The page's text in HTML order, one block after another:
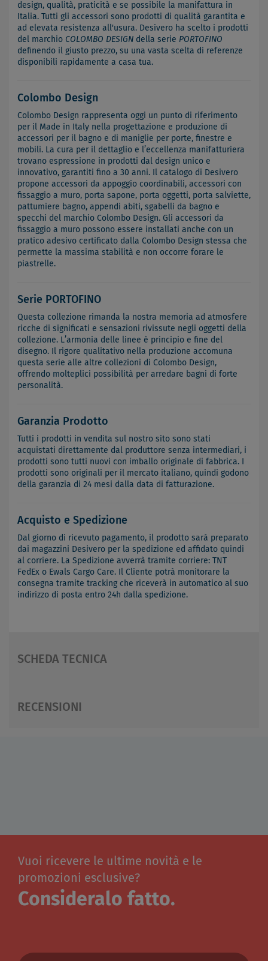
design, qualità, praticità e se possibile la manifattura in
Italia. Tutti gli accessori sono prodotti di qualità garantita e
ad elevata resistenza all'usura. Desivero ha scelto i prodotti
del marchio COLOMBO DESIGN della serie PORTOFINO
definendo il giusto prezzo, su una vasta scelta di referenze
disponibili rapidamente a casa tua.
Colombo Design
Colombo Design rappresenta oggi un punto di riferimento
per il Made in Italy nella progettazione e produzione di
accessori per il bagno e di maniglie per porte, finestre e
mobili. La cura per il dettaglio e l’eccellenza manifatturiera
trovano espressione in prodotti dal design unico e
innovativo, garantiti fino a 30 anni. Il catalogo di Desivero
propone accessori da appoggio coordinabili, accessori con
fissaggio a muro, porta sapone, porta oggetti, porta salviette,
pattumiere bagno, appendi abiti, sgabelli da bagno e
specchi del marchio Colombo Design. Gli accessori da
fissaggio a muro possono essere installati anche con un
pratico adesivo certificato dalla Colombo Design stessa che
permette la massima stabilità e non occorre forare le
piastrelle.
Serie PORTOFINO
Questa collezione rimanda la nostra memoria ad atmosfere
ricche di significati e sensazioni rivissute negli oggetti della
collezione. L’armonia delle linee è principio e fine del
disegno. Il rigore qualitativo nella produzione accomuna
questa serie alle altre collezioni di Colombo Design,
offrendo molteplici possibilità per arredare bagni di forte
personalità.
Garanzia Prodotto
Tutti i prodotti in vendita sul nostro sito sono stati
acquistati direttamente dal produttore senza intermediari, i
prodotti sono tutti nuovi con imballo originale di fabbrica. I
prodotti sono originali per il mercato italiano, quindi godono
della garanzia di 24 mesi dalla data di fatturazione.
Acquisto e Spedizione
Dal giorno di ricevuto pagamento, il prodotto sarà preparato
dai magazzini Desivero per la spedizione ed affidato quindi
al corriere. La Spedizione avverrà tramite corriere: TNT
FedEx o Ewals Cargo Care. Il Cliente potrà monitorare la
consegna tramite tracking che riceverà in automatico al suo
indirizzo di posta entro 24h dalla spedizione.
SCHEDA TECNICA
RECENSIONI
Vuoi ricevere le ultime novità e le
promozioni esclusive?
Consideralo fatto.